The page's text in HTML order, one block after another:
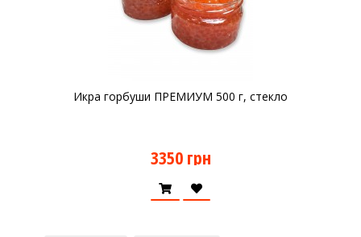
Икра горбуши ПРЕМИУМ 500 г, стекло
3350 грн